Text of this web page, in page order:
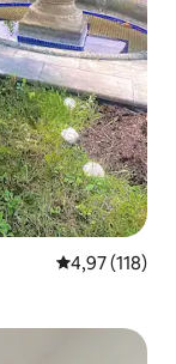
Gemiddelde
4,97 (118)